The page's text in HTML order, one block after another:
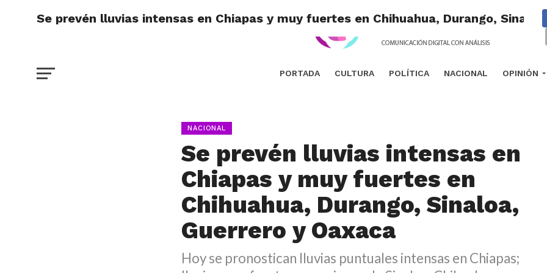
PORTADA CULTURA POLÍTICA NACIONAL OPINIÓN
Se prevén lluvias intensas en Chiapas y muy fuertes en Chihuahua, Durango,
NACIONAL
Se prevén lluvias intensas en
Chiapas y muy fuertes en
Chihuahua, Durango, Sinaloa,
Guerrero y Oaxaca
Hoy se pronostican lluvias puntuales intensas en Chiapas;